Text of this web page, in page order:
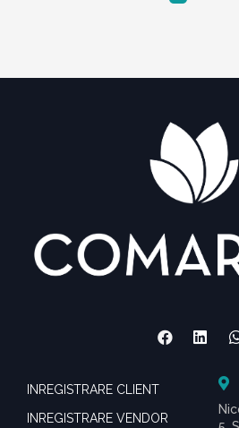
INREGISTRARE CLIENT
INREGISTRARE VENDOR